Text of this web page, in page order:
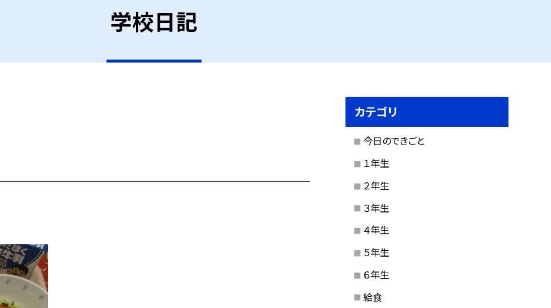
学校日記
カテゴリ
今日のできごと
１年生
２年生
３年生
４年生
５年生
６年生
給食